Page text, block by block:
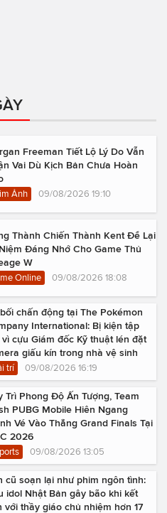
Freeman Tiết Lộ Lý Do Vẫn
Vai Dù Kịch Bản Chưa Hoàn
Ảnh 09/08/2026 19:10
Thành Chiến Thành Kent Để Lại
Đáng Nhớ Cho Game Thủ
W
Online 09/08/2026 18:08
chấn động tại The Pokémon
International: Bị kiện tập
cựu Giám đốc Kỹ thuật lén đặt
giấu kín trong nhà vệ sinh
trí 09/08/2026 16:19
Trì Phong Độ Ấn Tượng, Team
PUBG Mobile Hiên Ngang
Vé Vào Thẳng Grand Finals Tại
2026
09/08/2026 13:05
cũ soạn lại như phim ngôn tình:
idol Nhật Bản gây bão khi kết
với thầy giáo chủ nhiệm hơn 17